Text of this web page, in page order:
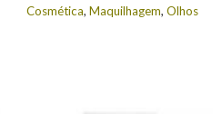
Cosmética, Maquilhagem, Olhos